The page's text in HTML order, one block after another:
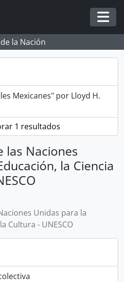
la Nación
Mexicanes" por Lloyd H.
1 resultados
las Naciones
la Ciencia
Unidas para la
Cultura - UNESCO